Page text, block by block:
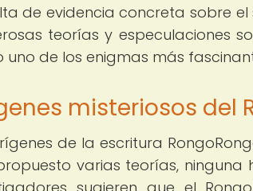
de evidencia concreta sobre
teorías y especulaciones
uno de los enigmas más
misteriosos del
de la escritura
varias teorías,